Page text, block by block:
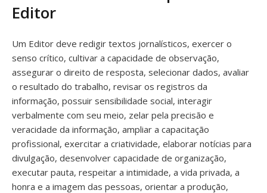
Editor
Um Editor deve redigir textos jornalísticos, exercer o
senso crítico, cultivar a capacidade de observação,
assegurar o direito de resposta, selecionar dados, avaliar
o resultado do trabalho, revisar os registros da
informação, possuir sensibilidade social, interagir
verbalmente com seu meio, zelar pela precisão e
veracidade da informação, ampliar a capacitação
profissional, exercitar a criatividade, elaborar notícias para
divulgação, desenvolver capacidade de organização,
executar pauta, respeitar a intimidade, a vida privada, a
honra e a imagem das pessoas, orientar a produção,